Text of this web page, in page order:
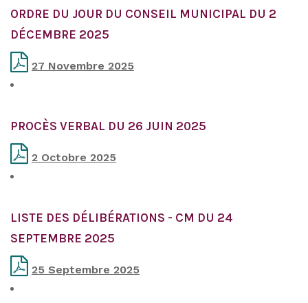
ORDRE DU JOUR DU CONSEIL MUNICIPAL DU 2
DÉCEMBRE 2025
27 Novembre 2025
PROCÈS VERBAL DU 26 JUIN 2025
2 Octobre 2025
LISTE DES DÉLIBÉRATIONS - CM DU 24
SEPTEMBRE 2025
25 Septembre 2025